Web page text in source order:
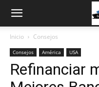
Inicio Consejos
Consejos América USA
Refinanciar